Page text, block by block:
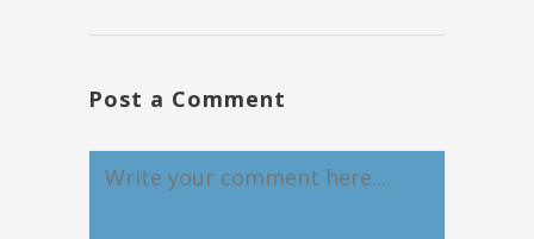
Post a Comment